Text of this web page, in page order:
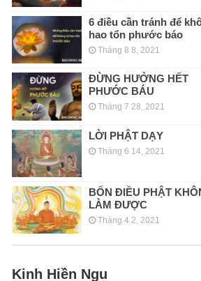
6 điều cần tránh để
hao tổn phước báo
Tháng 8 8, 2021
ĐỪNG HƯỞNG HẾT
PHƯỚC BÁU
Tháng 7 28, 2021
LỜI PHẬT DẠY
Tháng 6 14, 2021
BỐN ĐIỀU PHẬT
LÀM ĐƯỢC
Tháng 4 2, 2021
Kinh Hiền Ngu